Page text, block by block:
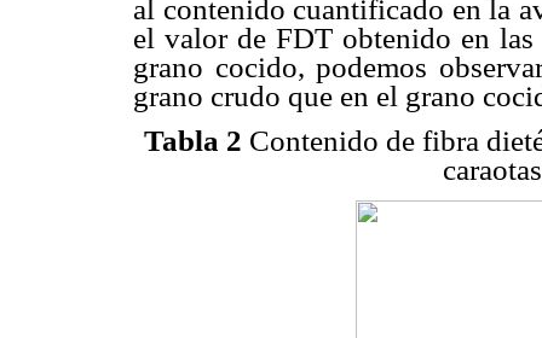
al contenido cuantificado en la
el valor de FDT obtenido en las
grano cocido, podemos
grano crudo que en el grano
Tabla 2 Contenido de fibra